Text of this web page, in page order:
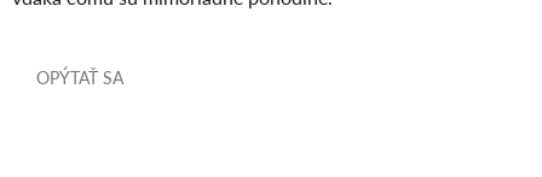
OPÝTAŤ SA